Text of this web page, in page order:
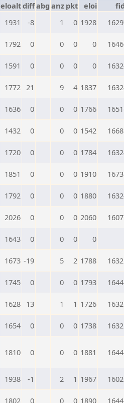
eloaltdiffabg anz pkt eloi
1931 -8 1 0 1928
1792 0 0 0 0
1591 0 0 0 0
1772 21 9 4 1837
1636 0 0 0 1766
1432 0 0 0 1542
1720 0 0 0 1784
1851 0 0 0 1910
1792 0 0 0 1880
2026 0 0 0 2060
1643 0 0 0 0
1673 -19 5 2 1788
1745 0 0 0 1793
1628 13 1 1 1726
1654 0 0 0 1738
1810 0 0 0 1881
1938 -1 2 1 1967
1802 0 0 0 1890